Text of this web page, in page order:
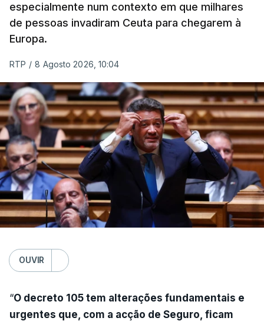
especialmente num contexto em que milhares
de pessoas invadiram Ceuta para chegarem à
Europa.
RTP / 8 Agosto 2026, 10:04
OUVIR
“O decreto 105 tem alterações fundamentais e
urgentes que, com a acção de Seguro, ficam